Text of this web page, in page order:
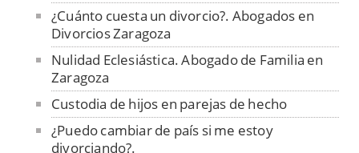
¿Cuánto cuesta un divorcio?. Abogados en
Divorcios Zaragoza
Nulidad Eclesiástica. Abogado de Familia en
Zaragoza
Custodia de hijos en parejas de hecho
¿Puedo cambiar de país si me estoy
divorciando?.